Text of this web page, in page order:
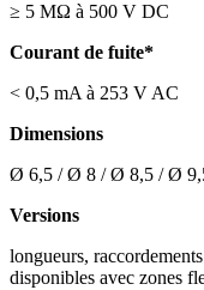
≥ 5 MΩ à 500 V DC
Courant de fuite*
< 0,5 mA à 253 V AC
Dimensions
Ø 6,5 / Ø 8 / Ø 8,5 / Ø
Versions
longueurs,
disponibles avec zones